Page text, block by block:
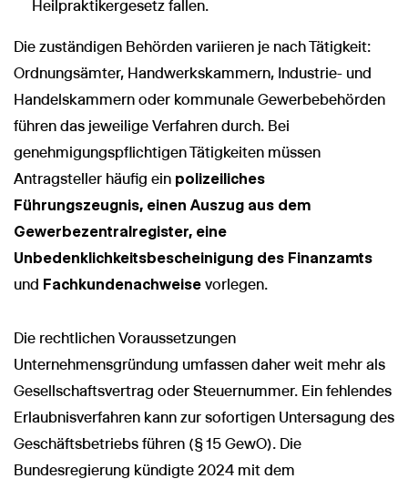
Heilpraktikergesetz fallen.
Die zuständigen Behörden variieren je nach Tätigkeit:
Ordnungsämter, Handwerkskammern, Industrie- und
Handelskammern oder kommunale Gewerbebehörden
führen das jeweilige Verfahren durch. Bei
genehmigungspflichtigen Tätigkeiten müssen
Antragsteller häufig ein polizeiliches
Führungszeugnis, einen Auszug aus dem
Gewerbezentralregister, eine
Unbedenklichkeitsbescheinigung des Finanzamts
und Fachkundenachweise vorlegen.
Die rechtlichen Voraussetzungen
Unternehmensgründung umfassen daher weit mehr als
Gesellschaftsvertrag oder Steuernummer. Ein fehlendes
Erlaubnisverfahren kann zur sofortigen Untersagung des
Geschäftsbetriebs führen (§ 15 GewO). Die
Bundesregierung kündigte 2024 mit dem